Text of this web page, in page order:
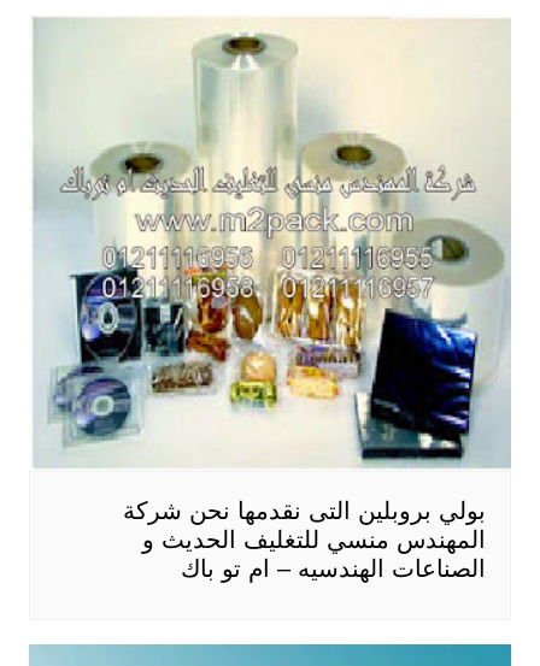
بولي بروبلين التى نقدمها نحن شركة
المهندس منسي للتغليف الحديث و
الصناعات الهندسيه – ام تو باك